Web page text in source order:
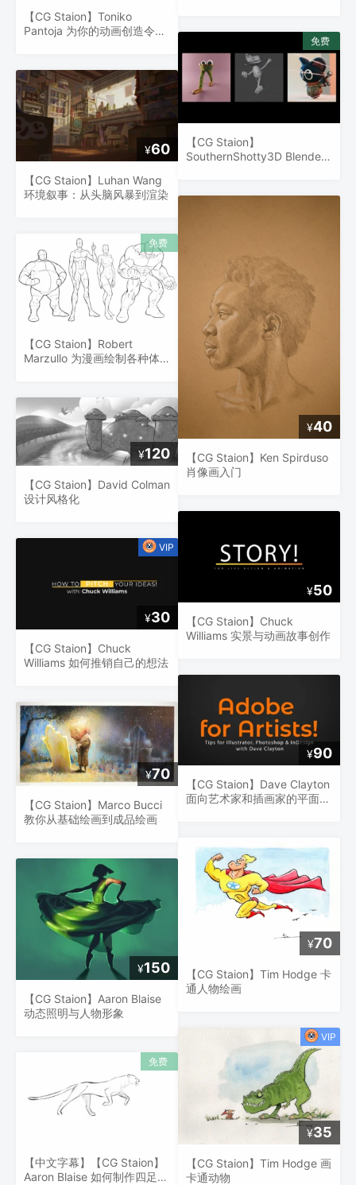
【CG Staion】Toniko
Pantoja 为你的动画创造令人
¥60
【CG Staion】Luhan Wang
环境叙事：从头脑风暴到渲染
【CG Staion】Robert
Marzullo 为漫画绘制各种体
¥120
【CG Staion】David Colman
设计风格化
¥30
【CG Staion】Chuck
Williams 如何推销自己的想法
¥70
【CG Staion】Marco Bucci
教你从基础绘画到成品绘画
¥150
【CG Staion】Aaron Blaise
动态照明与人物形象
【中文字幕】【CG Staion】
Aaron Blaise 如何制作四足奔
【CG Staion】
SouthernShotty3D Blender
¥40
【CG Staion】Ken Spirduso
肖像画入门
¥50
【CG Staion】Chuck
Williams 实景与动画故事创作
¥90
【CG Staion】Dave Clayton
面向艺术家和插画家的平面设
¥70
【CG Staion】Tim Hodge 卡
通人物绘画
¥35
【CG Staion】Tim Hodge 画
卡通动物